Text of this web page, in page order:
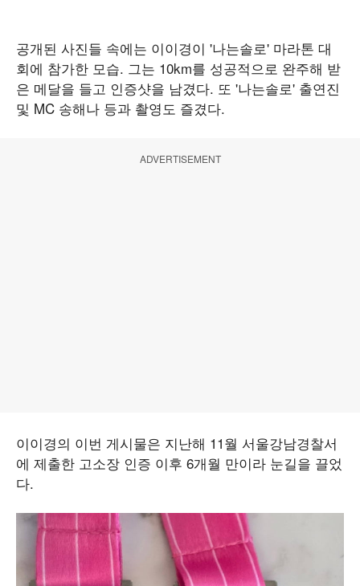
공개된 사진들 속에는 이이경이 '나는솔로' 마라톤 대
회에 참가한 모습. 그는 10km를 성공적으로 완주해 받
은 메달을 들고 인증샷을 남겼다. 또 '나는솔로' 출연진
및 MC 송해나 등과 촬영도 즐겼다.
ADVERTISEMENT
이이경의 이번 게시물은 지난해 11월 서울강남경찰서
에 제출한 고소장 인증 이후 6개월 만이라 눈길을 끌었
다.